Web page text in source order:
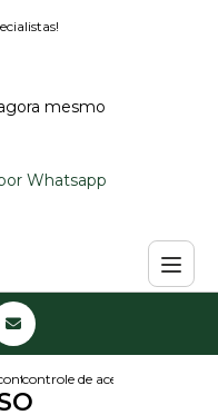
mesmo
Whatsapp
de acesso
controle de acesso